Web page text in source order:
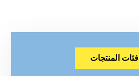
فئات المنتجات